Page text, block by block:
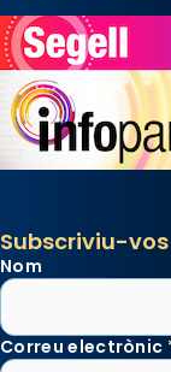
Subscriviu-
Nom
Correu electrònic